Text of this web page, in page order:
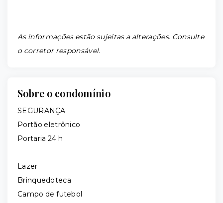
As informações estão sujeitas a alterações. Consulte
o corretor responsável.
Sobre o condomínio
SEGURANÇA
Portão eletrônico
Portaria 24 h
Lazer
Brinquedoteca
Campo de futebol